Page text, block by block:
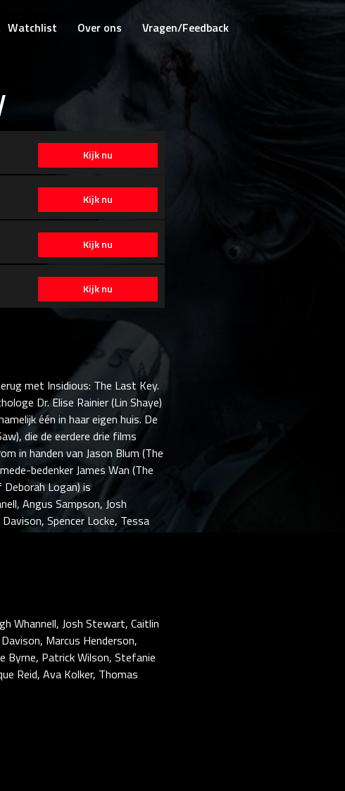
Watchlist Over ons Vragen/Feedback
Kijk nu
Kijk nu
Kijk nu
Kijk nu
met Insidious: The Last Key.
Dr. Elise Rainier (Lin Shaye)
één in haar eigen huis. De
die de eerdere drie films
in handen van Jason Blum (The
bedenker James Wan (The
Logan) is
Angus Sampson, Josh
Spencer Locke, Tessa
Whannell, Josh Stewart, Caitlin
Marcus Henderson,
Byrne, Patrick Wilson, Stefanie
Reid, Ava Kolker, Thomas